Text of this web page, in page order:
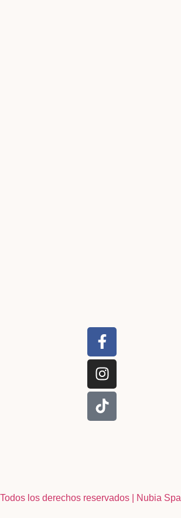
Todos los derechos reservados | Nubia Spa